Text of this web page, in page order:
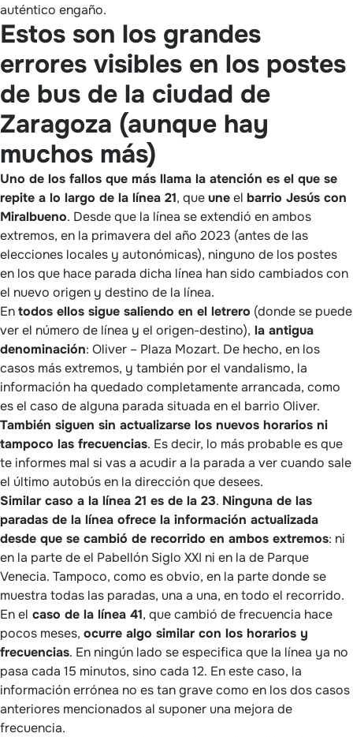
auténtico engaño.
Estos son los grandes
errores visibles en los postes
de bus de la ciudad de
Zaragoza (aunque hay
muchos más)
Uno de los fallos que más llama la atención es el que se
repite a lo largo de la línea 21, queuneel barrio Jesús con
Miralbueno. Desde que la línea se extendió en ambos
extremos, en la primavera del año 2023 (antes de las
elecciones locales y autonómicas), ninguno de los postes
en los que hace parada dicha línea han sido cambiados con
el nuevo origen y destino de la línea.
Entodos ellos sigue saliendo en el letrero (donde se puede
ver el número de línea y el origen-destino), la antigua
denominación: Oliver – Plaza Mozart. De hecho, en los
casos más extremos, y también por el vandalismo, la
información ha quedado completamente arrancada, como
es el caso de alguna parada situada en el barrio Oliver.
También siguen sin actualizarse los nuevos horarios ni
tampoco las frecuencias. Es decir, lo más probable es que
te informes mal si vas a acudir a la parada a ver cuando sale
el último autobús en la dirección que desees.
Similar caso a la línea 21 es de la 23. Ninguna de las
paradas de la línea ofrece la información actualizada
desde que se cambió de recorrido en ambos extremos: ni
en la parte de el Pabellón Siglo XXI ni en la de Parque
Venecia. Tampoco, como es obvio, en la parte donde se
muestra todas las paradas, una a una, en todo el recorrido.
En el caso de la línea 41, que cambió de frecuencia hace
pocos meses, ocurre algo similar con los horarios y
frecuencias. En ningún lado se especifica que la línea ya no
pasa cada 15 minutos, sino cada 12. En este caso, la
información errónea no es tan grave como en los dos casos
anteriores mencionados al suponer una mejora de
frecuencia.